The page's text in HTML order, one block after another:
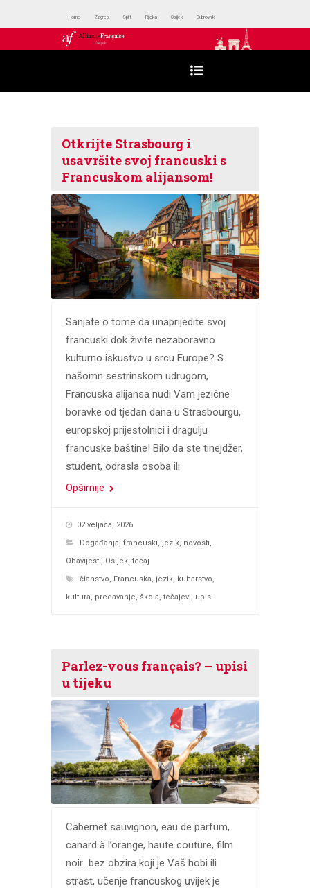
Home Zagreb Split Rijeka Osijek Dubrovnik
Otkrijte Strasbourg i
usavršite svoj francuski s
Francuskom alijansom!
Sanjate o tome da unaprijedite svoj
francuski dok živite nezaboravno
kulturno iskustvo u srcu Europe? S
našomn sestrinskom udrugom,
Francuska alijansa nudi Vam jezične
boravke od tjedan dana u Strasbourgu,
europskoj prijestolnici i dragulju
francuske baštine! Bilo da ste tinejdžer,
student, odrasla osoba ili
Opširnije
02 veljača, 2026
Događanja francuski jezik, novosti
Obavijesti
Osijek, tečaj
članstvo
Francuska jezik, kuharstvo
kultura
predavanje škola tečajevi upisi
Parlez-vous français? – upisi
u tijeku
Cabernet sauvignon, eau de parfum,
canard à l’orange, haute couture, film
noir…bez obzira koji je Vaš hobi ili
strast, učenje francuskog uvijek je